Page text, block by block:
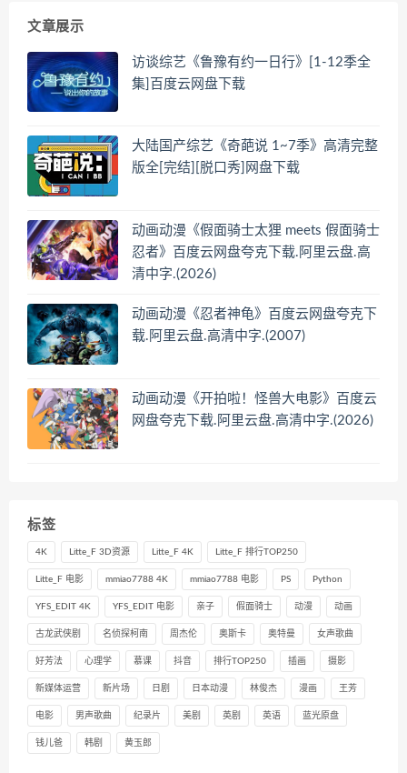
文章展示
访谈综艺《鲁豫有约一日行》[1-12季全
集]百度云网盘下载
大陆国产综艺《奇葩说 1~7季》高清完整
版全[完结][脱口秀]网盘下载
动画动漫《假面骑士太狸 meets 假面骑士
忍者》百度云网盘夸克下载.阿里云盘.高
清中字.(2026)
动画动漫《忍者神龟》百度云网盘夸克下
载.阿里云盘.高清中字.(2007)
动画动漫《开拍啦！怪兽大电影》百度云
网盘夸克下载.阿里云盘.高清中字.(2026)
标签
4K Litte_F 3D资源 Litte_F 4K Litte_F 排行TOP250
Litte_F 电影 mmiao7788 4K mmiao7788 电影 PS Python
YFS_EDIT 4K YFS_EDIT 电影 亲子 假面骑士 动漫 动画
古龙武侠剧 名侦探柯南 周杰伦 奥斯卡 奥特曼 女声歌曲
好芳法 心理学 慕课 抖音 排行TOP250 插画 摄影
新媒体运营 新片场 日剧 日本动漫 林俊杰 漫画 王芳
电影 男声歌曲 纪录片 美剧 英剧 英语 蓝光原盘
钱儿爸 韩剧 黄玉郎